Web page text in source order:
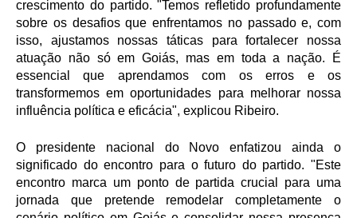
crescimento do partido. "Temos refletido profundamente
sobre os desafios que enfrentamos no passado e, com
isso, ajustamos nossas táticas para fortalecer nossa
atuação não só em Goiás, mas em toda a nação. É
essencial que aprendamos com os erros e os
transformemos em oportunidades para melhorar nossa
influência política e eficácia", explicou Ribeiro.
O presidente nacional do Novo enfatizou ainda o
significado do encontro para o futuro do partido. "Este
encontro marca um ponto de partida crucial para uma
jornada que pretende remodelar completamente o